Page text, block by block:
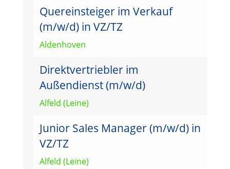
Quereinsteiger im Verkauf
(m/w/d) in VZ/TZ
Aldenhoven
Direktvertriebler im
Außendienst (m/w/d)
Alfeld (Leine)
Junior Sales Manager (m/w/d) in
VZ/TZ
Alfeld (Leine)